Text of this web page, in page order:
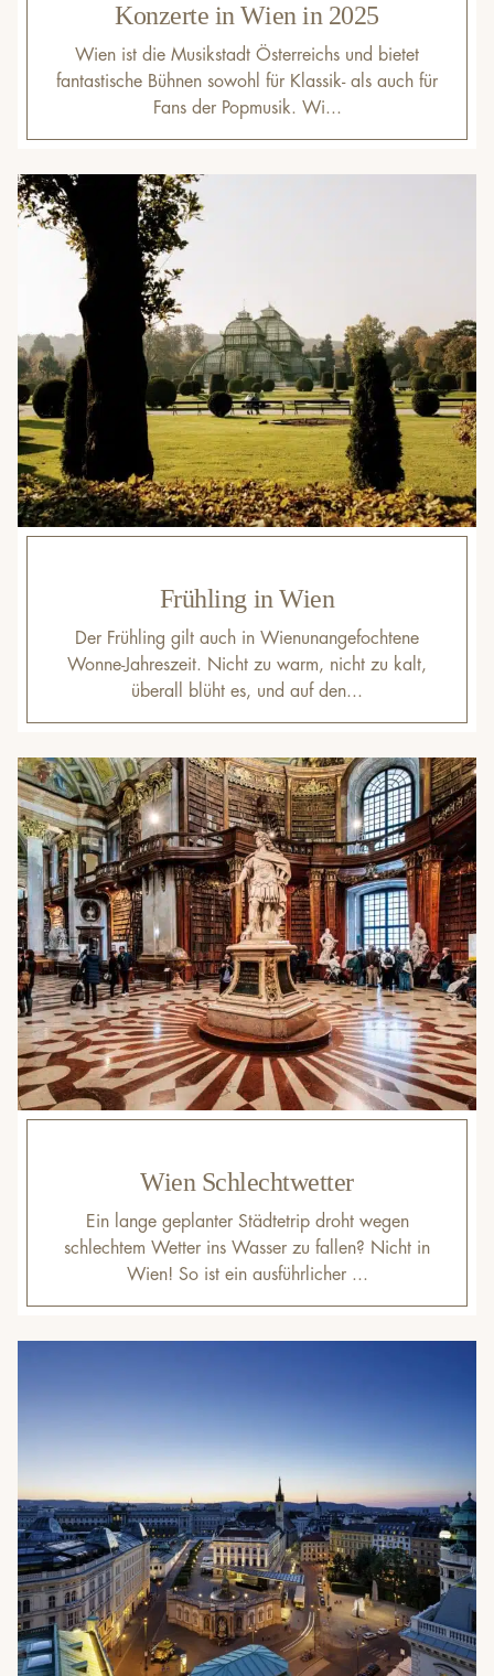
Konzerte in Wien in 2025
Wien ist die Musikstadt Österreichs und bietet
fantastische Bühnen sowohl für Klassik- als auch für
Fans der Popmusik. Wi...
Frühling in Wien
Der Frühling gilt auch in Wienunangefochtene
Wonne-Jahreszeit. Nicht zu warm, nicht zu kalt,
überall blüht es, und auf den...
Wien Schlechtwetter
Ein lange geplanter Städtetrip droht wegen
schlechtem Wetter ins Wasser zu fallen? Nicht in
Wien! So ist ein ausführlicher ...